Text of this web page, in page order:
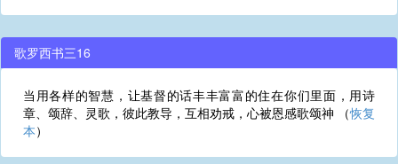
歌罗西书三16
当用各样的智慧，让基督的话丰丰富富的住在你们里面，用诗
章、颂辞、灵歌，彼此教导，互相劝戒，心被恩感歌颂神 （恢复
本）